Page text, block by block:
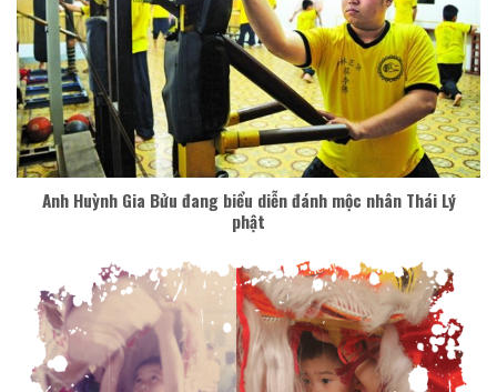
Anh Huỳnh Gia Bửu đang biểu diễn đánh mộc nhân Thái Lý
phật